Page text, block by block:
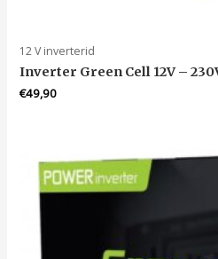
12 V inverterid
Inverter Green Cell 12V –
€49,90